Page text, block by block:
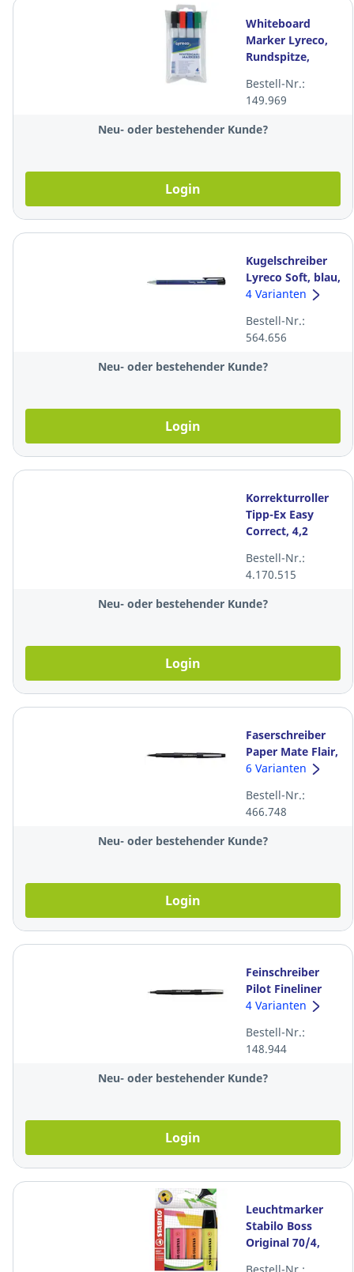
Whiteboard
Marker Lyreco,
Rundspitze,
mm, 4er-Set,
assortiert
Bestell-Nr.:
149.969
Neu- oder bestehender Kunde?
Login
Kugelschreiber
Lyreco Soft, blau,
Packung à 12
4 Varianten
Bestell-Nr.:
564.656
Neu- oder bestehender Kunde?
Login
Korrekturroller
Tipp-Ex Easy
Correct, 4,2
Bestell-Nr.:
4.170.515
Neu- oder bestehender Kunde?
Login
Faserschreiber
Paper Mate Flair,
Strichbreite 0,7
6 Varianten
Bestell-Nr.:
466.748
Neu- oder bestehender Kunde?
Login
Feinschreiber
Pilot Fineliner
SW-PPF,
mm, schwarz
4 Varianten
Bestell-Nr.:
148.944
Neu- oder bestehender Kunde?
Login
Leuchtmarker
Stabilo Boss
Original 70/4,